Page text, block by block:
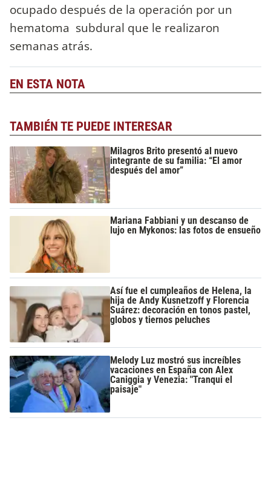
ocupado después de la operación por un
hematoma subdural que le realizaron
semanas atrás.
EN ESTA NOTA
TAMBIÉN TE PUEDE INTERESAR
Milagros Brito presentó al nuevo
integrante de su familia: “El amor
después del amor”
Mariana Fabbiani y un descanso de
lujo en Mykonos: las fotos de ensueño
Así fue el cumpleaños de Helena, la
hija de Andy Kusnetzoff y Florencia
Suárez: decoración en tonos pastel,
globos y tiernos peluches
Melody Luz mostró sus increíbles
vacaciones en España con Alex
Caniggia y Venezia: "Tranqui el
paisaje"